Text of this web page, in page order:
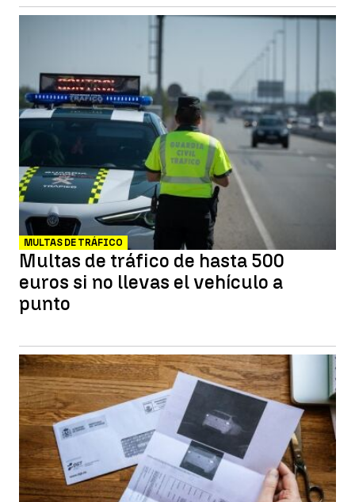
MULTAS DE TRÁFICO
Multas de tráfico de hasta 500
euros si no llevas el vehículo a
punto